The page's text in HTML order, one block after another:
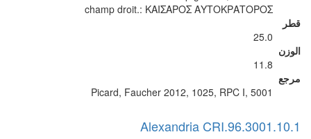
champ droit.: ΚΑΙΣΑΡΟΣ ΑΥΤΟΚΡΑΤΟΡΟΣ
قطر
25.0
الوزن
11.8
مرجع
Picard, Faucher 2012, 1025, RPC I, 5001
Alexandria CRI.96.3001.10.1